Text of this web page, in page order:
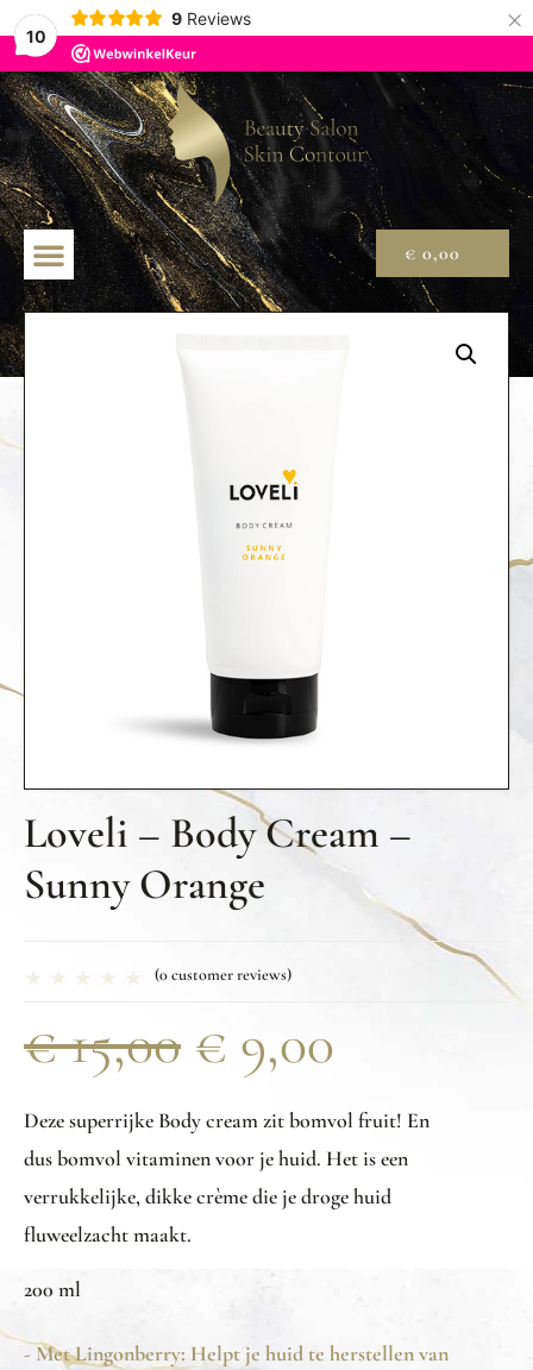
10
9 Reviews ×
€ 0,00
Loveli – Body Cream –
Sunny Orange
(0customer reviews)
€15,00 € 9,00
Deze superrijke Body cream zit bomvol fruit! En
dus bomvol vitaminen voor je huid. Het is een
verrukkelijke, dikke crème die je droge huid
fluweelzacht maakt.
200 ml
- Met Lingonberry: Helpt je huid te herstellen van